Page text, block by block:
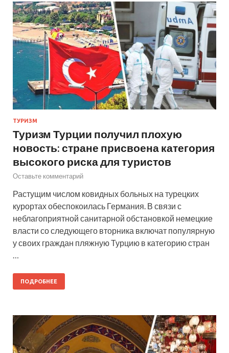
ТУРИЗМ
Туризм Турции получил плохую
новость: стране присвоена категория
высокого риска для туристов
Оставьте комментарий
Растущим числом ковидных больных на турецких
курортах обеспокоилась Германия. В связи с
неблагоприятной санитарной обстановкой немецкие
власти со следующего вторника включат популярную
у своих граждан пляжную Турцию в категорию стран
…
ПОДРОБНЕЕ